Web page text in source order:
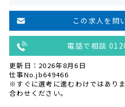
この求人を問
電話で相談
更新日：2026年8月6日
仕事No.jb649466
※すぐに選考に進むわけではあり
合わせください。